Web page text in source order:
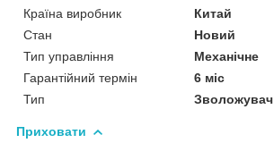
Країна виробник
Китай
Стан
Новий
Тип управління
Механічне
Гарантійний термін
6 міс
Тип
Зволожувач
Приховати